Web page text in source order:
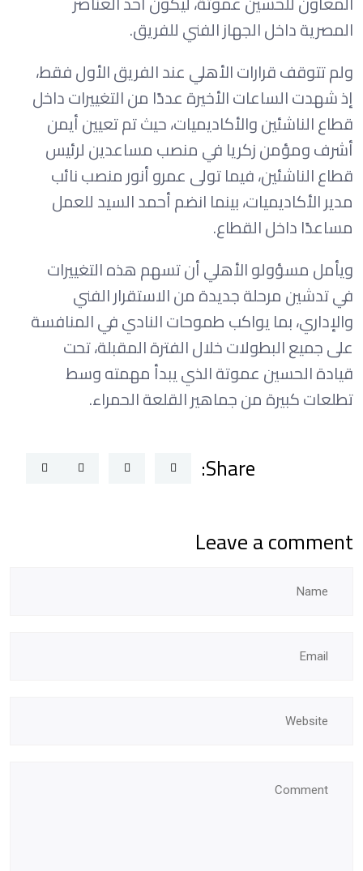
المصرية داخل الجهاز الفني للفريق.
ولم تتوقف قرارات الأهلي عند الفريق الأول فقط،
إذ شهدت الساعات الأخيرة عددًا من التغييرات داخل
قطاع الناشئين والأكاديميات، حيث تم تعيين أيمن
أشرف ومؤمن زكريا في منصب مساعدين لرئيس
قطاع الناشئين، فيما تولى عمرو أنور منصب نائب
مدير الأكاديميات، بينما انضم أحمد السيد للعمل
مساعدًا داخل القطاع.
ويأمل مسؤولو الأهلي أن تسهم هذه التغييرات
في تدشين مرحلة جديدة من الاستقرار الفني
والإداري، بما يواكب طموحات النادي في المنافسة
على جميع البطولات خلال الفترة المقبلة، تحت
قيادة الحسين عموتة الذي يبدأ مهمته وسط
تطلعات كبيرة من جماهير القلعة الحمراء.
Share:
Leave a comment